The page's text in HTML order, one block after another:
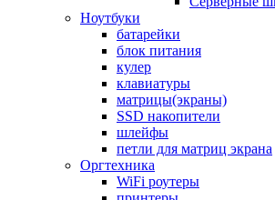
Ноутбуки
батарейки
блок питания
кулер
клавиатуры
матрицы(экраны)
SSD накопители
шлейфы
петли для матриц экрана
Оргтехника
WiFi роутеры